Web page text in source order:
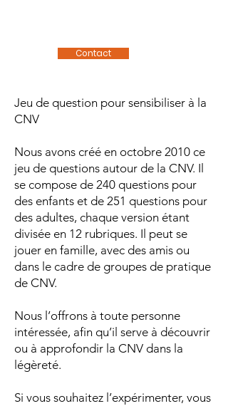
Contact
Jeu de question pour sensibiliser à la
CNV
Nous avons créé en octobre 2010 ce
jeu de questions autour de la CNV. Il
se compose de 240 questions pour
des enfants et de 251 questions pour
des adultes, chaque version étant
divisée en 12 rubriques. Il peut se
jouer en famille, avec des amis ou
dans le cadre de groupes de pratique
de CNV.
Nous l’offrons à toute personne
intéressée, afin qu’il serve à découvrir
ou à approfondir la CNV dans la
légèreté.
Si vous souhaitez l’expérimenter, vous